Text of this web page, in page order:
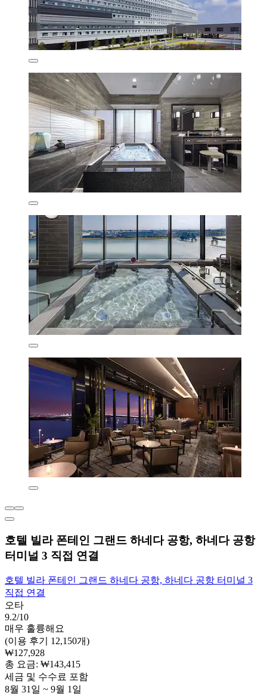
호텔 빌라 폰테인 그랜드 하네다 공항, 하네다 공항
터미널 3 직접 연결
호텔 빌라 폰테인 그랜드 하네다 공항, 하네다 공항 터미널 3
직접 연결
오타
9.2/10
매우 훌륭해요
(이용 후기 12,150개)
₩127,928
총 요금: ₩143,415
세금 및 수수료 포함
8월 31일 ~ 9월 1일